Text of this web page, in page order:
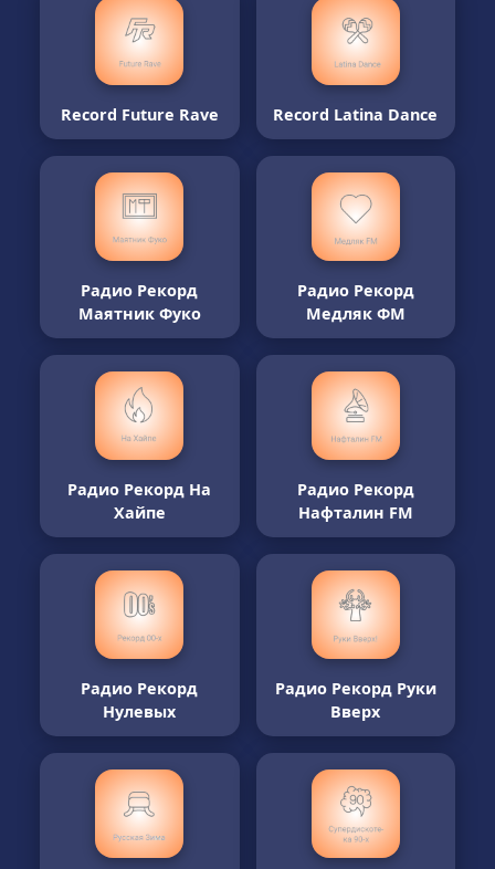
Record Future Rave Record Latina Dance
Радио Рекорд
Маятник Фуко
Радио Рекорд
Медляк ФМ
Радио Рекорд На
Хайпе
Радио Рекорд
Нафталин FM
Радио Рекорд
Нулевых
Радио Рекорд Руки
Вверх